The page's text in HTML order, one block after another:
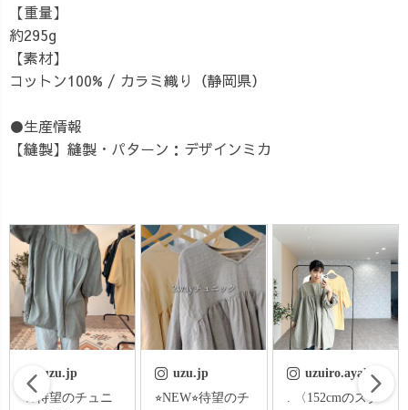
【重量】
約295g
【素材】
コットン100% / カラミ織り（静岡県）
●生産情報
【縫製】縫製・パターン：デザインミカ
uzu.jp
⭐︎NEW⭐︎待望のチ
uzuiro.ayaka
. 〈152cmのスタ
uzu.jp
⭐︎NEW⭐︎待望のチ